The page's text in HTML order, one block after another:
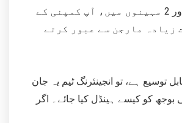
کام کرتے ہیں، اور 2 مہینوں میں، آپ کمپنی کے
زیادہ مارجن سے عبور کرتے
توسیع ہے، تو انجینئرنگ ٹیم یہ جان
کو کیسے ہینڈل کیا جائے۔ اگر